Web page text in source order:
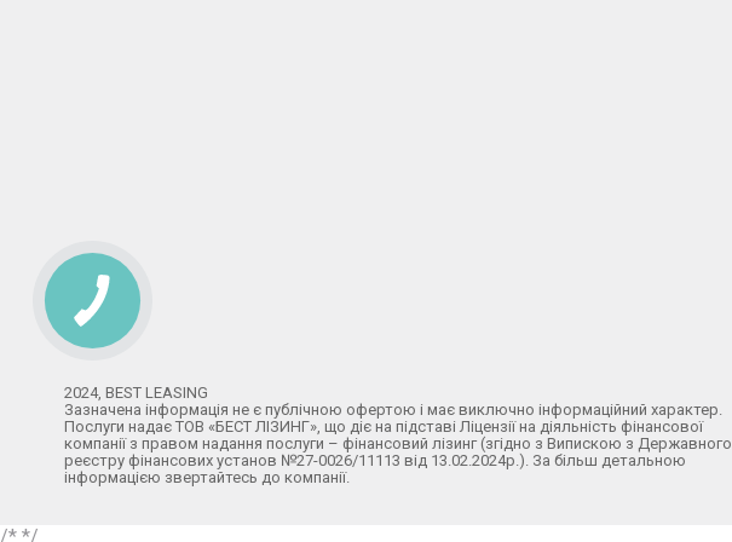
2024, BEST LEASING
Зазначена інформація не є публічною офертою і має виключно інформаційний характер.
Послуги надає ТОВ «БЕСТ ЛІЗИНГ», що діє на підставі Ліцензії на діяльність фінансової
компанії з правом надання послуги – фінансовий лізинг (згідно з Випискою з Державного
реєстру фінансових установ №27-0026/11113 від 13.02.2024р.). За більш детальною
інформацією звертайтесь до компанії.
/* */